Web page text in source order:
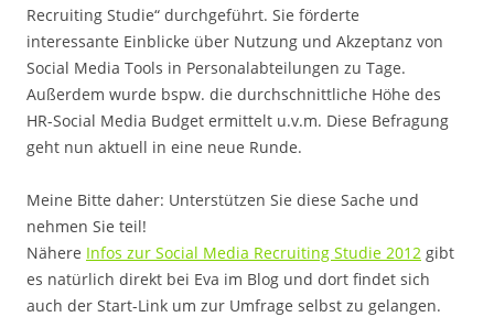
Recruiting Studie“ durchgeführt. Sie förderte
interessante Einblicke über Nutzung und Akzeptanz von
Social Media Tools in Personalabteilungen zu Tage.
Außerdem wurde bspw. die durchschnittliche Höhe des
HR-Social Media Budget ermittelt u.v.m. Diese Befragung
geht nun aktuell in eine neue Runde.
Meine Bitte daher: Unterstützen Sie diese Sache und
nehmen Sie teil!
Nähere Infos zur Social Media Recruiting Studie 2012 gibt
es natürlich direkt bei Eva im Blog und dort findet sich
auch der Start-Link um zur Umfrage selbst zu gelangen.